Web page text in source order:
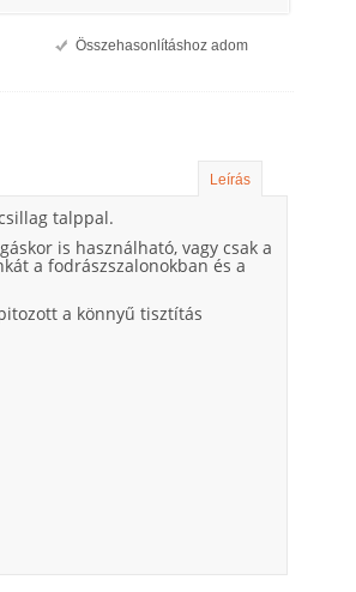
Összehasonlításhoz adom
Leírás
talppal.
is használható, vagy csak a
a fodrászszalonokban és a
a könnyű tisztítás